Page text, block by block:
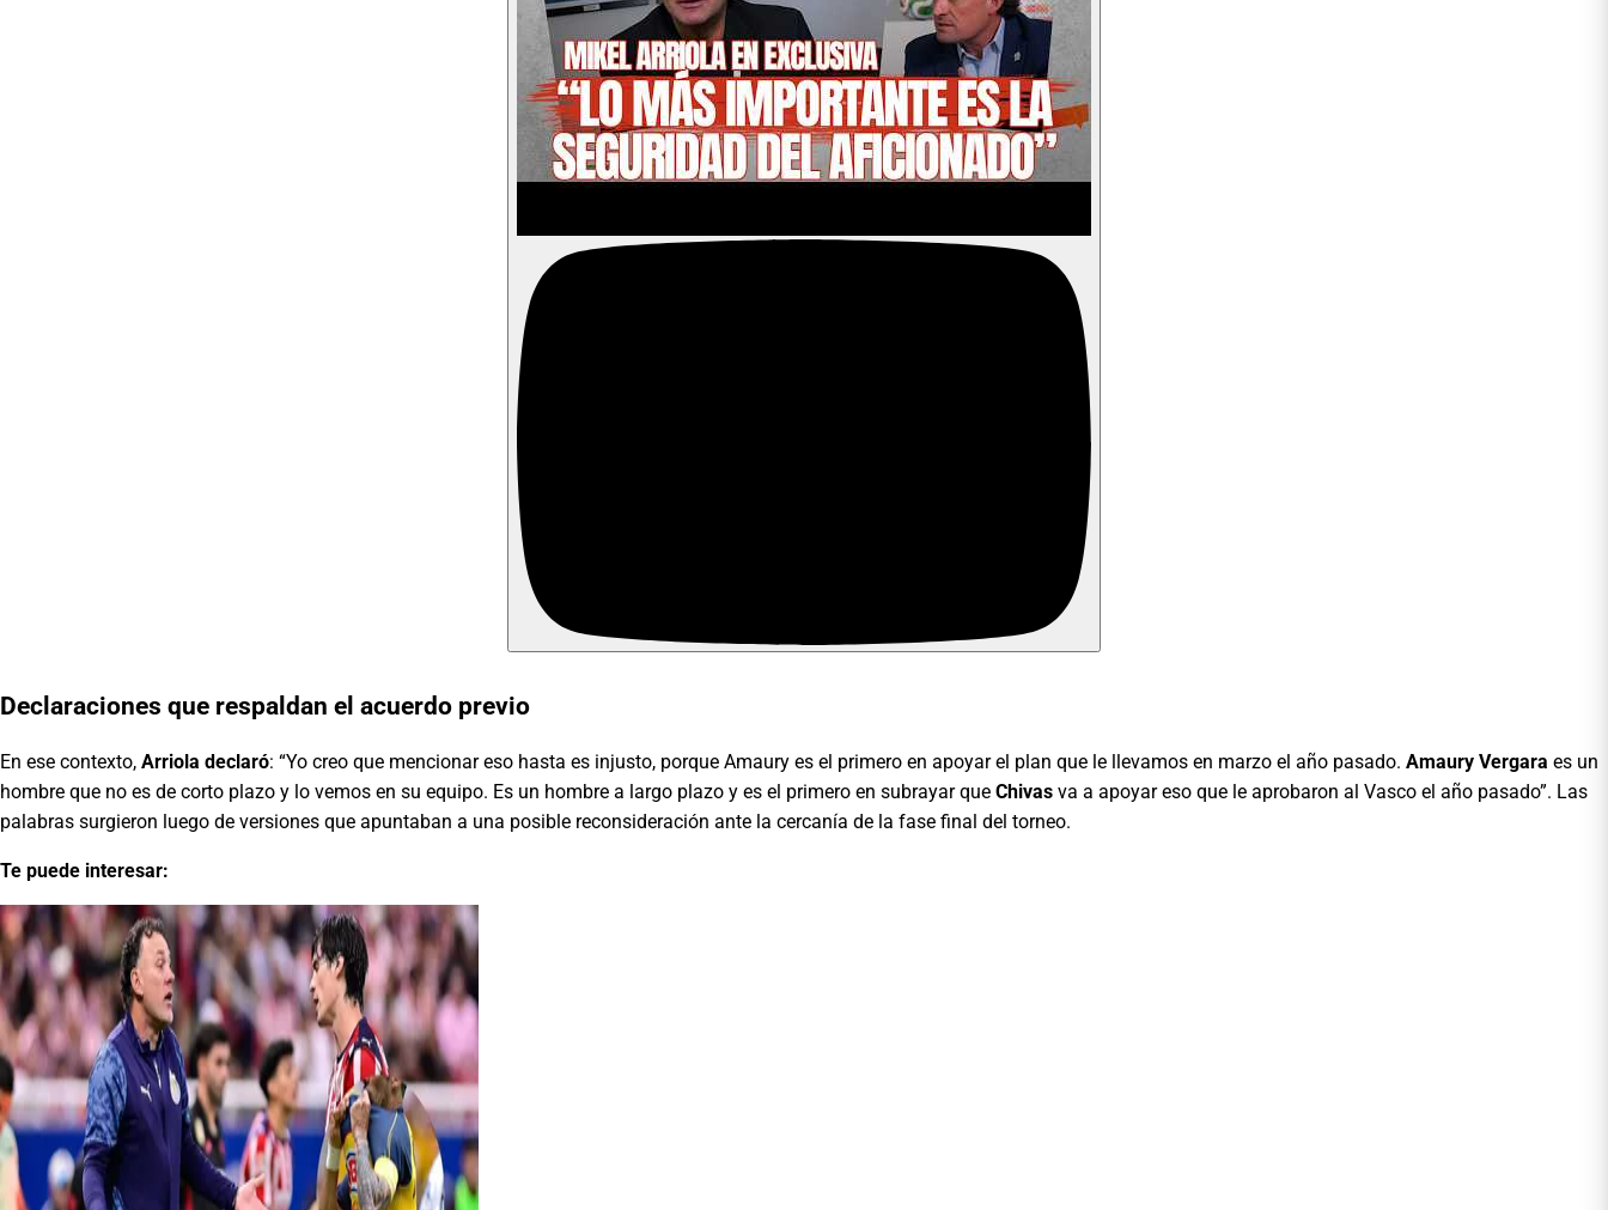
Declaraciones que respaldan el acuerdo previo
En ese contexto, Arriola declaró: “Yo creo que mencionar eso hasta es injusto, porque Amaury es el primero en apoyar el plan que le llevamos en marzo el año pasado. Amaury Vergara es un
hombre que no es de corto plazo y lo vemos en su equipo. Es un hombre a largo plazo y es el primero en subrayar que Chivas va a apoyar eso que le aprobaron al Vasco el año pasado”. Las
palabras surgieron luego de versiones que apuntaban a una posible reconsideración ante la cercanía de la fase final del torneo.
Te puede interesar: